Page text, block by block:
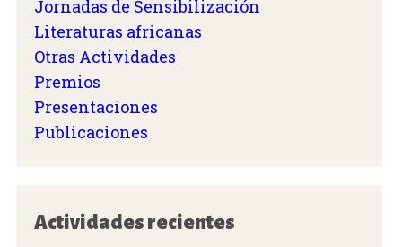
Jornadas de Sensibilización
Literaturas africanas
Otras Actividades
Premios
Presentaciones
Publicaciones
Actividades recientes